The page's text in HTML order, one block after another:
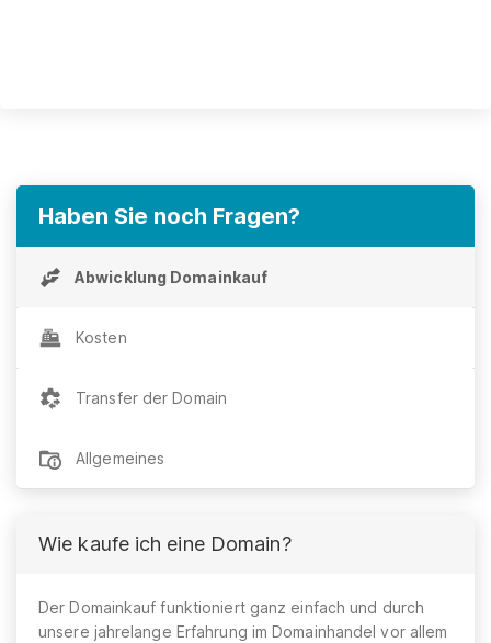
Haben Sie noch Fragen?
Abwicklung Domainkauf
Kosten
Transfer der Domain
Allgemeines
Wie kaufe ich eine Domain?
Der Domainkauf funktioniert ganz einfach und durch
unsere jahrelange Erfahrung im Domainhandel vor allem